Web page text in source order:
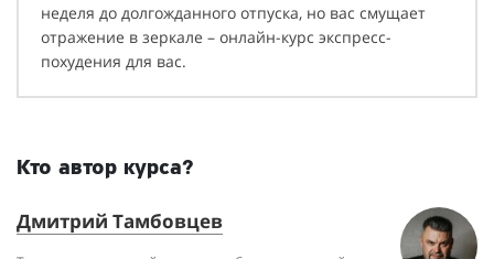
неделя до долгожданного отпуска, но вас смущает
отражение в зеркале – онлайн-курс экспресс-
похудения для вас.
Кто автор курса?
Дмитрий Тамбовцев